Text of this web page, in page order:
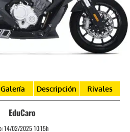
Galería Descripción Rivales
EduCaro
14/02/2025 10:15h